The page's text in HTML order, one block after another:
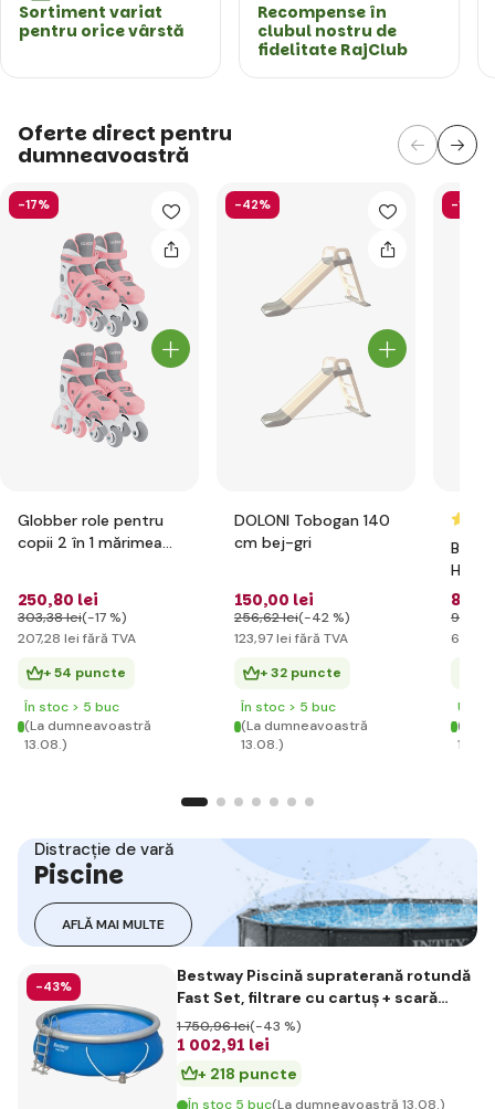
Sortiment variat
pentru orice vârstă
Recompense în
clubul nostru de
fidelitate RajClub
Oferte direct pentru
dumneavoastră
-17%
Globber role pentru
copii 2 în 1 mărimea
250,80 lei
303,38 lei(-17 %)
207,28 lei fără TVA
+ 54 puncte
În stoc > 5 buc
(La dumneavoastră
13.08.)
-42%
DOLONI Tobogan 140
cm bej-gri
150,00 lei
256,62 lei(-42 %)
123,97 lei fără TVA
+ 32 puncte
În stoc > 5 buc
(La dumneavoastră
13.08.)
-15%
827
976
684
(La
Distracție de vară
Piscine
AFLĂ MAI MULTE
-43%
Bestway Piscină supraterană rotundă
Fast Set, filtrare cu cartuș + scară
diametru 4,57m x 122 cm
1 002,91 lei
1 750,96 lei(-43 %)
+ 218 puncte
În stoc 5 buc(La dumneavoastră 13.08.)